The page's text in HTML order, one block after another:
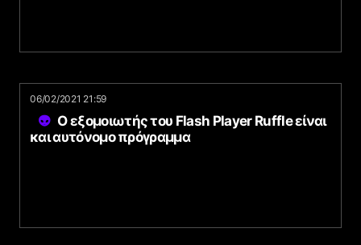
06/02/2021 21:59
Ο εξομοιωτής του Flash Player Ruffle είναι
και αυτόνομο πρόγραμμα